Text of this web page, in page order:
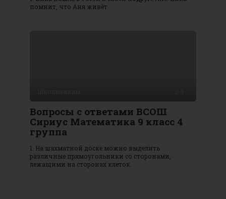
помнит, что Аня живёт
Вопросы с ответами ВСОШ
Сириус Математика 9 класс 4
группа
1. На шахматной доске можно выделить
различные прямоугольники со сторонами,
лежащими на сторонах клеток.